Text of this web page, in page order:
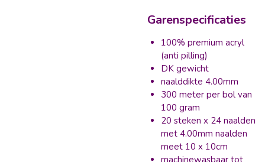
Garenspecificaties
100% premium acryl
(anti pilling)
DK gewicht
naalddikte 4.00mm
300 meter per bol van
100 gram
20 steken x 24 naalden
met 4.00mm naalden
meet 10 x 10cm
machinewasbaar tot